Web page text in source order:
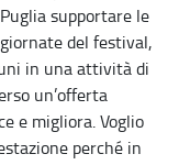
supportare le
del festival,
in una attività di
un’offerta
e migliora. Voglio
perché in